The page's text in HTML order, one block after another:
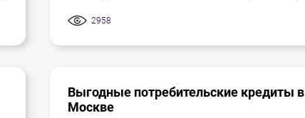
2958
Выгодные потребительские кредиты в
Москве